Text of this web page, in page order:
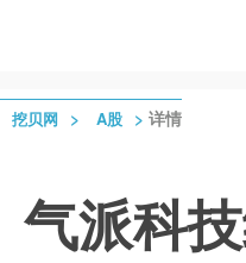
挖贝网 > A股 > 详情
气派科